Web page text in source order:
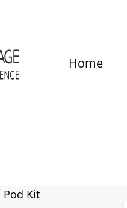
Home